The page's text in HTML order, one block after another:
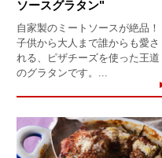
ソースグラタン"
自家製のミートソースが絶品！
子供から大人まで誰からも愛さ
れる、ピザチーズを使った王道
のグラタンです。...